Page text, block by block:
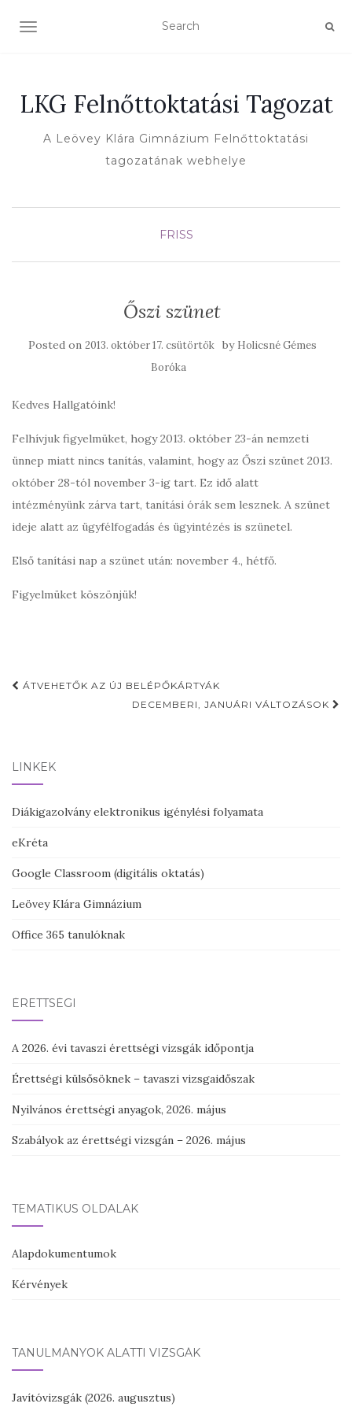
TOGGLE NAVIGATION
LKG Felnőttoktatási Tagozat
A Leövey Klára Gimnázium Felnőttoktatási
tagozatának webhelye
FRISS
Őszi szünet
Posted on 2013. október 17. csütörtök by Holicsné Gémes
Boróka
Kedves Hallgatóink!
Felhívjuk figyelmüket, hogy 2013. október 23-án nemzeti
ünnep miatt nincs tanítás, valamint, hogy az Őszi szünet 2013.
október 28-tól november 3-ig tart. Ez idő alatt
intézményünk zárva tart, tanítási órák sem lesznek. A szünet
ideje alatt az ügyfélfogadás és ügyintézés is szünetel.
Első tanítási nap a szünet után: november 4., hétfő.
Figyelmüket köszönjük!
Post
ÁTVEHETŐK AZ ÚJ BELÉPŐKÁRTYÁK
DECEMBERI, JANUÁRI VÁLTOZÁSOK
LINKEK
Diákigazolvány elektronikus igénylési folyamata
eKréta
Google Classroom (digitális oktatás)
Leövey Klára Gimnázium
Office 365 tanulóknak
ÉRETTSÉGI
A 2026. évi tavaszi érettségi vizsgák időpontja
Érettségi külsősöknek – tavaszi vizsgaidőszak
Nyilvános érettségi anyagok, 2026. május
Szabályok az érettségi vizsgán – 2026. május
TEMATIKUS OLDALAK
Alapdokumentumok
Kérvények
TANULMÁNYOK ALATTI VIZSGÁK
Javítóvizsgák (2026. augusztus)